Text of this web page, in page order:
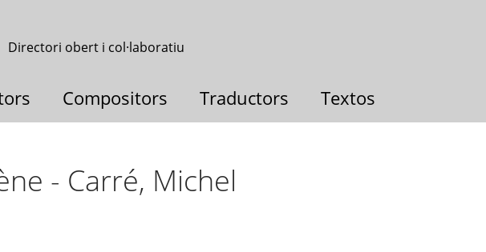
Directori obert i col·laboratiu
Compositors Traductors Textos
- Carré, Michel